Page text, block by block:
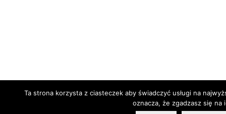
Ta strona korzysta z ciasteczek aby świadczyć usługi na
oznacza, że zgadzasz się na